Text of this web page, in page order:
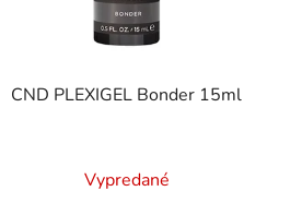
CND PLEXIGEL Bonder 15ml
Vypredané